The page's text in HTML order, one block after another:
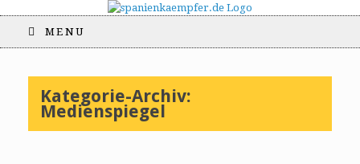
MENU
Kategorie-Archiv:
Medienspiegel